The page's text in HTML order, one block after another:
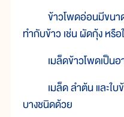
ข้าวโพดอ่อนมีขนาดเ
ทำกับข้าว เช่น ผัดกุ้ง หรือ
เมล็ดข้าวโพดเป็นอ
เมล็ด ลำต้น และใบข้
บางชนิดด้วย